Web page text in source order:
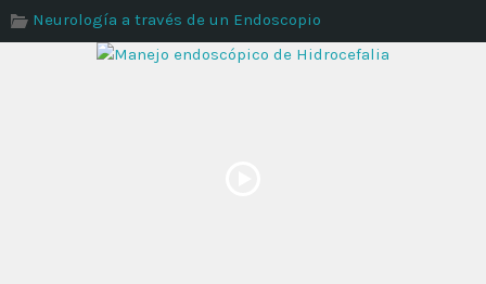
Neurología a través de un Endoscopio